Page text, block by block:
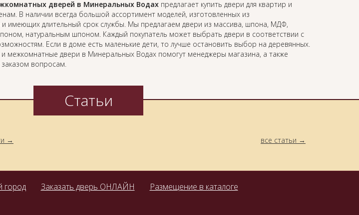
дверей в Минеральных Водахпредлагает купить двери для квартир и
В наличии всегда большой ассортимент моделей, изготовленных из
и имеющих длительный срок службы. Мы предлагаем двери из массива, шпона, МДФ,
натуральным шпоном. Каждый покупатель может выбрать двери в соответствии с
Если в доме есть маленькие дети, то лучше остановить выбор на деревянных.
межкомнатные двери в Минеральных Водах помогут менеджеры магазина, а также
вопросам.
Статьи
все статьи
город Заказать дверь ОНЛАЙН Размещение в каталоге